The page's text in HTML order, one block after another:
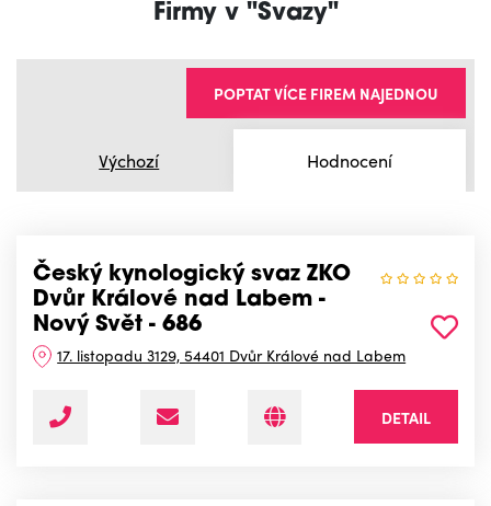
Firmy v "Svazy"
Výchozí Hodnocení
POPTAT VÍCE FIREM NAJEDNOU
Český kynologický svaz ZKO
Dvůr Králové nad Labem -
Nový Svět - 686
17. listopadu 3129, 54401 Dvůr Králové nad Labem
DETAIL